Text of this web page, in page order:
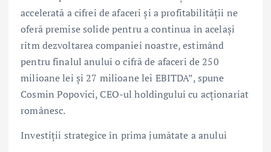
accelerată a cifrei de afaceri și a profitabilității ne
oferă premise solide pentru a continua în același
ritm dezvoltarea companiei noastre, estimând
pentru finalul anului o cifră de afaceri de 250
milioane lei și 27 milioane lei EBITDA”, spune
Cosmin Popovici, CEO-ul holdingului cu acționariat
românesc.
Investiții strategice în prima jumătate a anului